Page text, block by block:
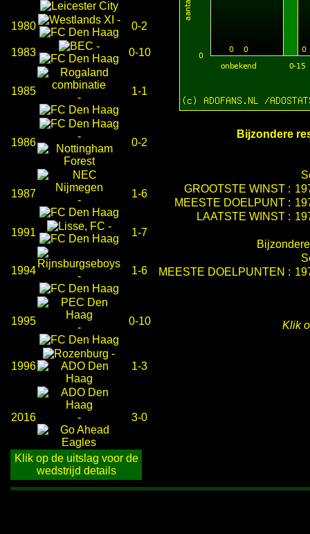
1980
-
0-2
1983
-
0-10
1985
-
1-1
1986
-
0-2
1987
-
1-6
1991
-
1-7
1994 - 1-6
1995
-
0-10
1996
-
1-3
2016 - 3-0
Klik op de uitslag voor de
wedstrijd details
Bijzondere
GROOTSTE WINST :
MEESTE DOELPUNT :
LAATSTE WINST :
MEESTE DOELPUNTEN :
Klik